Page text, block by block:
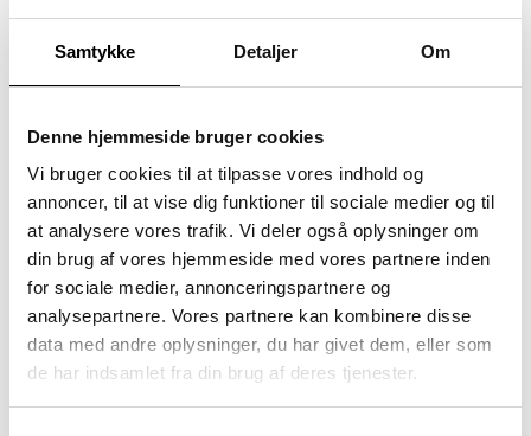
Samtykke Detaljer Om
Denne hjemmeside bruger cookies
Vi bruger cookies til at tilpasse vores indhold og
annoncer, til at vise dig funktioner til sociale medier og til
at analysere vores trafik. Vi deler også oplysninger om
din brug af vores hjemmeside med vores partnere inden
for sociale medier, annonceringspartnere og
analysepartnere. Vores partnere kan kombinere disse
data med andre oplysninger, du har givet dem, eller som
de har indsamlet fra din brug af deres tjenester.